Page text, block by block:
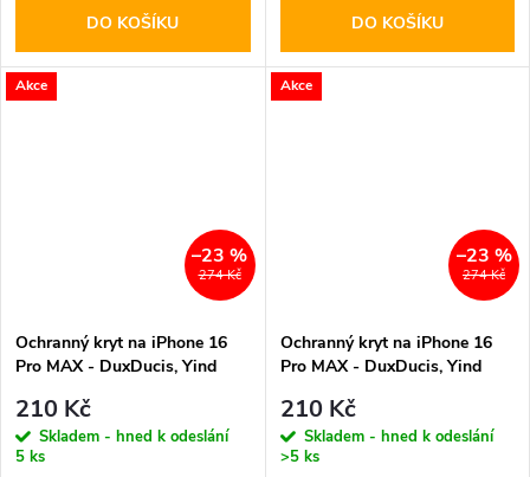
DO KOŠÍKU DO KOŠÍKU
Akce
274 Kč
–23 %
Ochranný kryt na iPhone 16
Pro MAX - DuxDucis, Yind
210 Kč
Skladem - hned k odeslání
5 ks
Akce
274 Kč
–23 %
Ochranný kryt na iPhone 16
Pro MAX - DuxDucis, Yind
210 Kč
Skladem - hned k odeslání
>5 ks